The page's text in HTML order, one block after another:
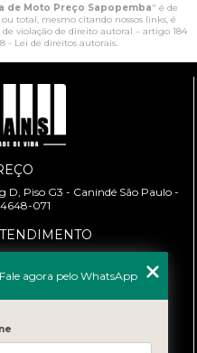
de Moto Preço Sapopemba" é de
total, mesmo citando nossos links, é
violação de direito autoral – artigo 184
- Lei de direitos autorais.
D, Piso G3 - Canindé São Paulo -
071
às 18:00h
agora pelo WhatsApp